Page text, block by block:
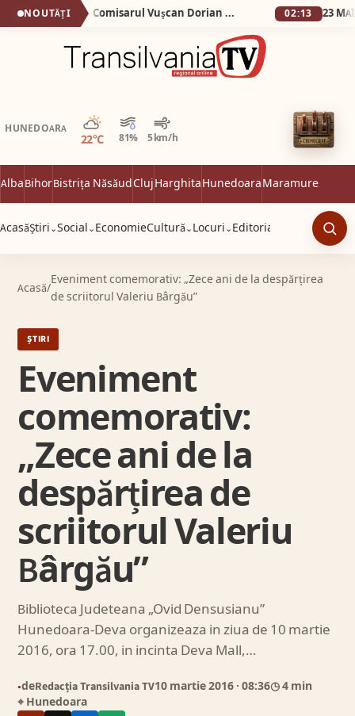
NOUTĂȚI Noapte albă la Sebeș! Comisarul Vușcan Dorian Adrian, de la Protecția Consumatorilor, amendat chiar în timpul chefului! Două echipaje de poliție au venit să stingă „festivalul” din curte! 02:13
HUNEDOARA
22°C 81% 5 km/h
Parțial noros
AlbaBihorBistrița NăsăudClujHarghitaHunedoaraMaramureș
AcasăȘtiri ⌄Social ⌄ EconomieCultură ⌄ Locuri ⌄ Editorial
Acasă/
Eveniment comemorativ: „Zece ani de la despărțirea
de scriitorul Valeriu Bârgău”
ȘTIRI
Eveniment
comemorativ:
„Zece ani de la
despărțirea de
scriitorul Valeriu
Bârgău”
Biblioteca Judeteana „Ovid Densusianu”
Hunedoara-Deva organizeaza in ziua de 10 martie
2016, ora 17.00, in incinta Deva Mall,…
●deRedacția Transilvania TV10 martie 2016 · 08:36◷ 4 min
⌖ Hunedoara